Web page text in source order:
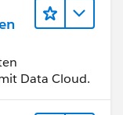
Data Cloud.